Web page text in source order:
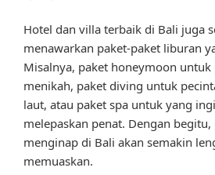
Hotel dan villa terbaik di Bali juga
menawarkan paket-paket liburan
Misalnya, paket honeymoon untuk
menikah, paket diving untuk
laut, atau paket spa untuk yang
melepaskan penat. Dengan
menginap di Bali akan semakin
memuaskan.